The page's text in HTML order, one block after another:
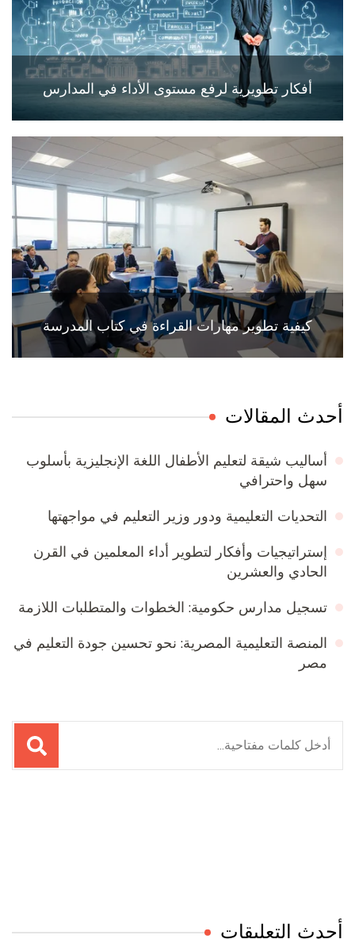
أفكار تطويرية لرفع مستوى الأداء في المدارس
كيفية تطوير مهارات القراءة في كتاب المدرسة
أحدث المقالات
أساليب شيقة لتعليم الأطفال اللغة الإنجليزية بأسلوب
سهل واحترافي
التحديات التعليمية ودور وزير التعليم في مواجهتها
إستراتيجيات وأفكار لتطوير أداء المعلمين في القرن
الحادي والعشرين
تسجيل مدارس حكومية: الخطوات والمتطلبات اللازمة
المنصة التعليمية المصرية: نحو تحسين جودة التعليم في
مصر
البحث
عن:
أحدث التعليقات